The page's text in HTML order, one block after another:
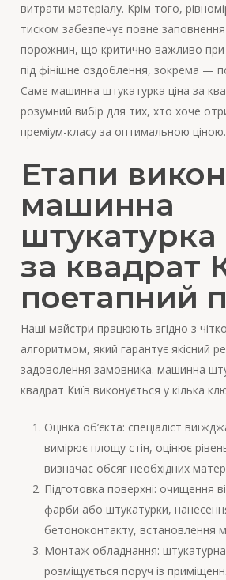
витрати матеріалу. Крім того,
тиском забезпечує повне заповнення
порожнин, що критично важливо при
під фінішне оздоблення, зокрема —
Саме машинна штукатурка ціна за
розумний вибір для тих, хто хоче
преміум-класу за оптимальною ціною.
Етапи
машинна
штукатурка
за квадрат
поетапний
Наші майстри працюють згідно з
алгоритмом, який гарантує якісний
задоволення замовника. машинна
квадрат Київ виконується у кілька
Оцінка об’єкта: спеціаліст
вимірює площу стін, оцінює
визначає обсяг необхідних
Підготовка поверхні: очищення
фарби або штукатурки,
бетоноконтакту, встановлення
Монтаж обладнання: штукатурна
розміщується поруч із